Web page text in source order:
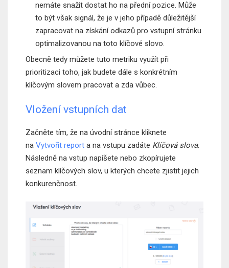
nemáte snažit dostat ho na přední pozice. Může
to být však signál, že je v jeho případě důležitější
zapracovat na získání odkazů pro vstupní stránku
optimalizovanou na toto klíčové slovo.
Obecně tedy můžete tuto metriku využít při
prioritizaci toho, jak budete dále s konkrétním
klíčovým slovem pracovat a zda vůbec.
Vložení vstupních dat
Začněte tím, že na úvodní stránce kliknete
na Vytvořit report a na vstupu zadáte Klíčová slova.
Následně na vstup napíšete nebo zkopírujete
seznam klíčových slov, u kterých chcete zjistit jejich
konkurenčnost.